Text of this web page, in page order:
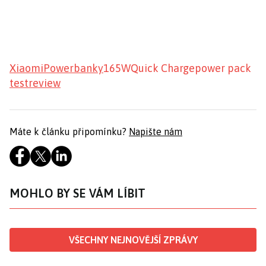
XiaomiPowerbanky165WQuick Chargepower pack
testreview
Máte k článku připomínku? Napište nám
MOHLO BY SE VÁM LÍBIT
VŠECHNY NEJNOVĚJŠÍ ZPRÁVY